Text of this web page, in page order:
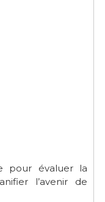
pour évaluer la
l’avenir de